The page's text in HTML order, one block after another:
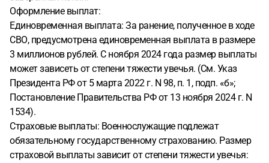
Оформление выплат:
Единовременная выплата: За ранение, полученное в ходе
СВО, предусмотрена единовременная выплата в размере
3 миллионов рублей. С ноября 2024 года размер выплаты
может зависеть от степени тяжести увечья. (См. Указ
Президента РФ от 5 марта 2022 г. N 98, п. 1, подп. «б»;
Постановление Правительства РФ от 13 ноября 2024 г. N
1534).
Страховые выплаты: Военнослужащие подлежат
обязательному государственному страхованию. Размер
страховой выплаты зависит от степени тяжести увечья: